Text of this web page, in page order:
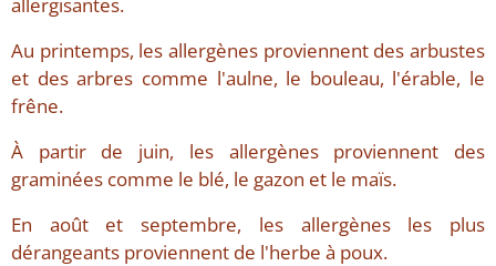
Au printemps, les allergènes proviennent des arbustes
et des arbres comme l'aulne, le bouleau, l'érable, le
frêne.
À partir de juin, les allergènes proviennent des
graminées comme le blé, le gazon et le maïs.
En août et septembre, les allergènes les plus
dérangeants proviennent de l'herbe à poux.